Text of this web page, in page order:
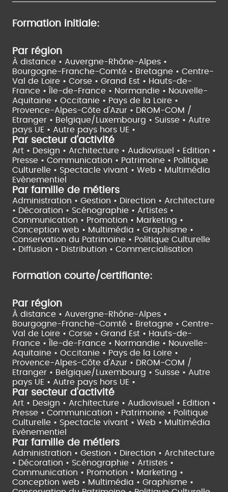
Formation initiale:
Par région
À distance • Auvergne-Rhône-Alpes •
Bourgogne-Franche-Comté • Bretagne • Centre-
Val de Loire • Corse • Grand Est • Hauts-de-
France •
Île-de-France • Normandie • Nouvelle-
Aquitaine • Occitanie • Pays de la Loire •
Provence-Alpes-Côte d'Azur • DROM-COM /
Etranger • Belgique/Luxembourg • Suisse • Autre
pays UE • Autre pays hors UE •
Par secteur d'activité
Art • Design • Architecture • Audiovisuel • Edition •
Presse • Communication • Patrimoine • Politique
Culturelle • Spectacle vivant • Web • Multimédia
Evènementiel
Par famille de métiers
Administration • Gestion • Direction • Architecture
• Décoration • Scénographie • Artistes •
Communication • Promotion • Marketing •
Conception web • Multimédia • Graphisme •
Conservation du Patrimoine • Politique Culturelle
• Diffusion • Distribution • Commercialisation
Formation courte/certifiante:
Par région
À distance • Auvergne-Rhône-Alpes •
Bourgogne-Franche-Comté • Bretagne • Centre-
Val de Loire • Corse • Grand Est • Hauts-de-
France •
Île-de-France • Normandie • Nouvelle-
Aquitaine • Occitanie • Pays de la Loire •
Provence-Alpes-Côte d'Azur • DROM-COM /
Etranger • Belgique/Luxembourg • Suisse • Autre
pays UE • Autre pays hors UE •
Par secteur d'activité
Art • Design • Architecture • Audiovisuel • Edition •
Presse • Communication • Patrimoine • Politique
Culturelle • Spectacle vivant • Web • Multimédia
Evènementiel
Par famille de métiers
Administration • Gestion • Direction • Architecture
• Décoration • Scénographie • Artistes •
Communication • Promotion • Marketing •
Conception web • Multimédia • Graphisme •